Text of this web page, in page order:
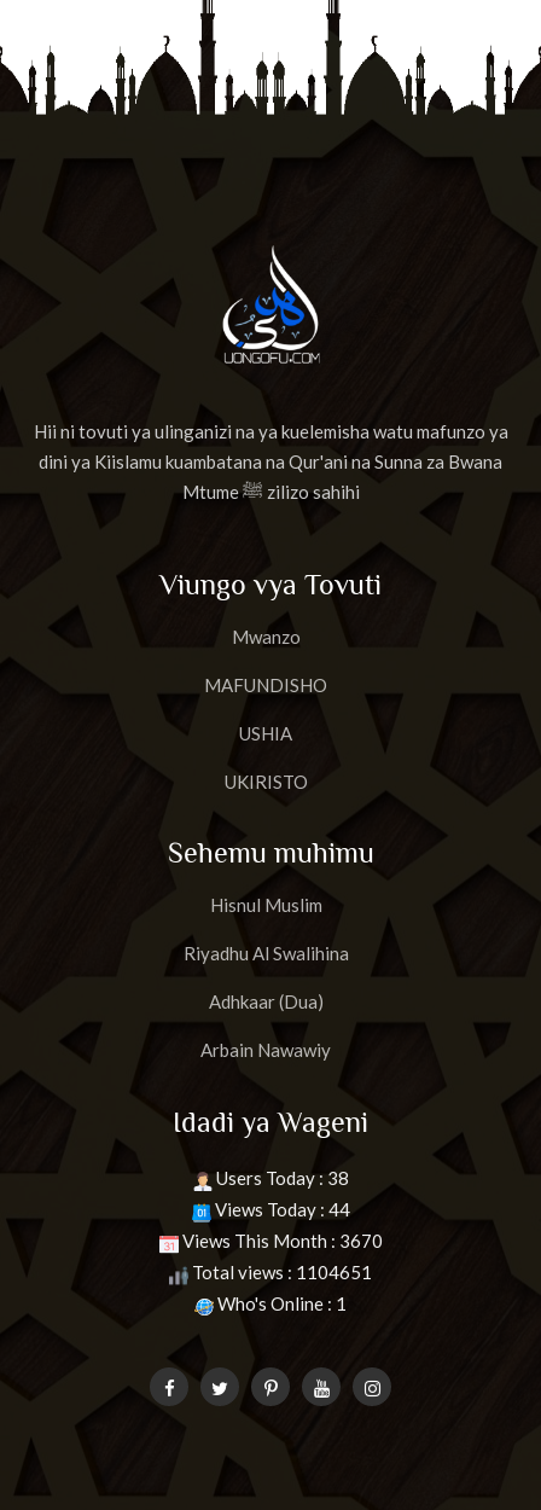
Hii ni tovuti ya ulinganizi na ya kuelemisha watu mafunzo ya
dini ya Kiislamu kuambatana na Qur'ani na Sunna za Bwana
Mtume ﷺ zilizo sahihi
Viungo vya Tovuti
Mwanzo
MAFUNDISHO
USHIA
UKIRISTO
Sehemu muhimu
Hisnul Muslim
Riyadhu Al Swalihina
Adhkaar (Dua)
Arbain Nawawiy
Idadi ya Wageni
Users Today : 38
Views Today : 44
Views This Month : 3670
Total views : 1104651
Who's Online : 1